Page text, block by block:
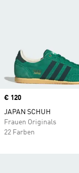
Price
€ 120
JAPAN SCHUH
Frauen Originals
22 Farben